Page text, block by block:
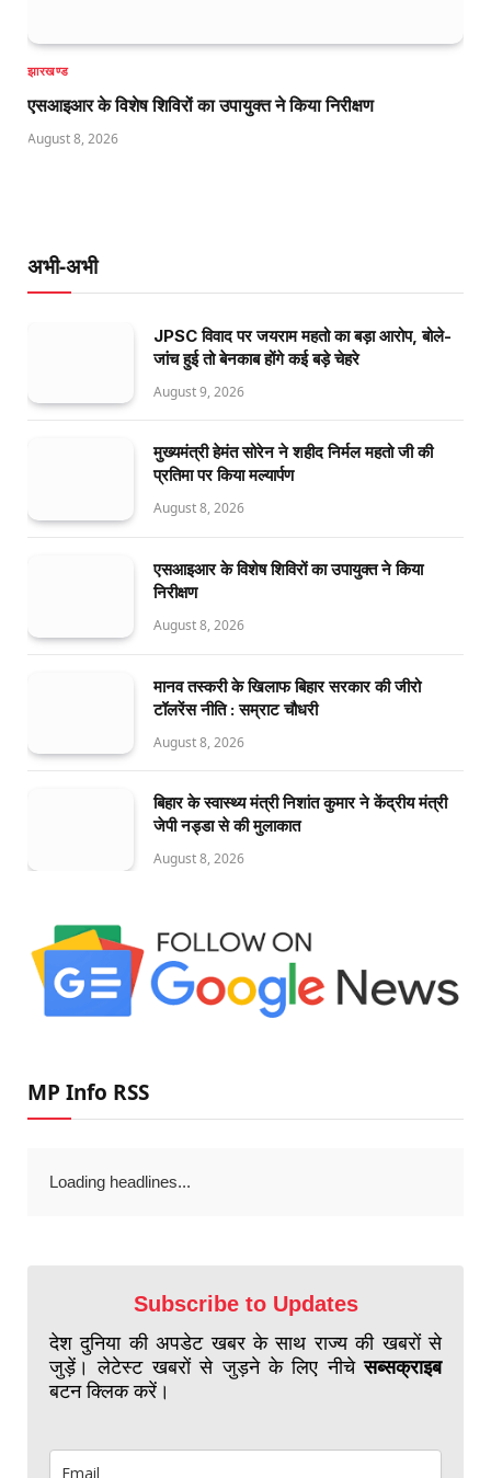
झारखण्ड
एसआइआर के विशेष शिविरों का उपायुक्त ने किया निरीक्षण
August 8, 2026
अभी-अभी
JPSC विवाद पर जयराम महतो का बड़ा आरोप, बोले-
जांच हुई तो बेनकाब होंगे कई बड़े चेहरे
August 9, 2026
मुख्यमंत्री हेमंत सोरेन ने शहीद निर्मल महतो जी की
प्रतिमा पर किया मल्यार्पण
August 8, 2026
एसआइआर के विशेष शिविरों का उपायुक्त ने किया
निरीक्षण
August 8, 2026
मानव तस्करी के खिलाफ बिहार सरकार की जीरो
टॉलरेंस नीति : सम्राट चौधरी
August 8, 2026
बिहार के स्वास्थ्य मंत्री निशांत कुमार ने केंद्रीय मंत्री
जेपी नड्डा से की मुलाकात
August 8, 2026
MP Info RSS
Loading headlines...
Subscribe to Updates
देश दुनिया की अपडेट खबर के साथ राज्य की खबरों से
जुड़ें। लेटेस्ट खबरों से जुड़ने के लिए नीचेसब्सक्राइब
बटन क्लिक करें।